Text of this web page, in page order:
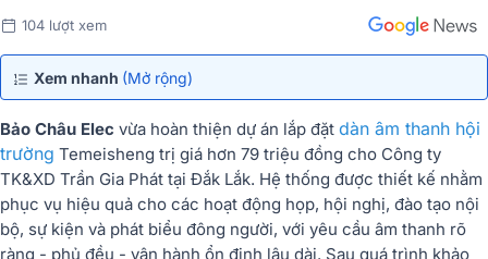
104 lượt xem
Xem nhanh (Mở rộng)
Bảo Châu Elec vừa hoàn thiện dự án lắp đặt dàn âm thanh hội
trường Temeisheng trị giá hơn 79 triệu đồng cho Công ty
TK&XD Trần Gia Phát tại Đắk Lắk. Hệ thống được thiết kế nhằm
phục vụ hiệu quả cho các hoạt động họp, hội nghị, đào tạo nội
bộ, sự kiện và phát biểu đông người, với yêu cầu âm thanh rõ
ràng - phủ đều - vận hành ổn định lâu dài. Sau quá trình khảo